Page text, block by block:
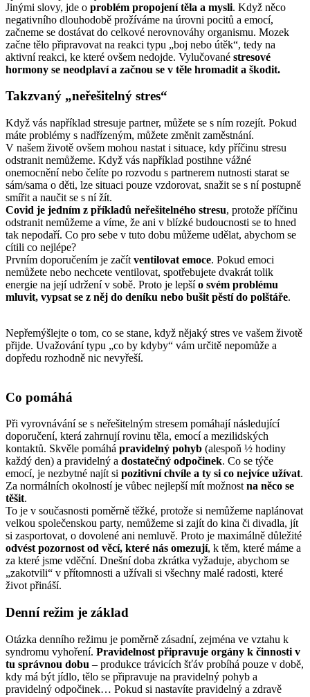
Jinými slovy, jde o problém propojení těla a mysli. Když něco
negativního dlouhodobě prožíváme na úrovni pocitů a emocí,
začneme se dostávat do celkové nerovnováhy organismu. Mozek
začne tělo připravovat na reakci typu „boj nebo útěk“, tedy na
aktivní reakci, ke které ovšem nedojde. Vylučované stresové
hormony se neodplaví a začnou se v těle hromadit a škodit.
Takzvaný „neřešitelný stres“
Když vás například stresuje partner, můžete se s ním rozejít. Pokud
máte problémy s nadřízeným, můžete změnit zaměstnání.
V našem životě ovšem mohou nastat i situace, kdy příčinu stresu
odstranit nemůžeme. Když vás například postihne vážné
onemocnění nebo čelíte po rozvodu s partnerem nutnosti starat se
sám/sama o děti, lze situaci pouze vzdorovat, snažit se s ní postupně
smířit a naučit se s ní žít.
Covid je jedním z příkladů neřešitelného stresu, protože příčinu
odstranit nemůžeme a víme, že ani v blízké budoucnosti se to hned
tak nepodaří. Co pro sebe v tuto dobu můžeme udělat, abychom se
cítili co nejlépe?
Prvním doporučením je začít ventilovat emoce. Pokud emoci
nemůžete nebo nechcete ventilovat, spotřebujete dvakrát tolik
energie na její udržení v sobě. Proto je lepšío svém problému
mluvit, vypsat se z něj do deníku nebo bušit pěstí do polštáře.
Nepřemýšlejte o tom, co se stane, když nějaký stres ve vašem životě
přijde. Uvažování typu „co by kdyby“ vám určitě nepomůže a
dopředu rozhodně nic nevyřeší.
Co pomáhá
Při vyrovnávání se s neřešitelným stresem pomáhají následující
doporučení, která zahrnují rovinu těla, emocí a mezilidských
kontaktů. Skvěle pomáhá pravidelný pohyb (alespoň ½ hodiny
každý den) a pravidelný a dostatečný odpočinek. Co se týče
emocí, je nezbytné najít si pozitivní chvíle a ty si co nejvíce užívat.
Za normálních okolností je vůbec nejlepší mít možnostna něco se
těšit.
To je v současnosti poměrně těžké, protože si nemůžeme naplánovat
velkou společenskou party, nemůžeme si zajít do kina či divadla, jít
si zasportovat, o dovolené ani nemluvě. Proto je maximálně důležité
odvést pozornost od věcí, které nás omezují, k těm, které máme a
za které jsme vděční. Dnešní doba zkrátka vyžaduje, abychom se
„zakotvili“ v přítomnosti a užívali si všechny malé radosti, které
život přináší.
Denní režim je základ
Otázka denního režimu je poměrně zásadní, zejména ve vztahu k
syndromu vyhoření. Pravidelnost připravuje orgány k činnosti v
tu správnou dobu – produkce trávicích šťáv probíhá pouze v době,
kdy má být jídlo, tělo se připravuje na pravidelný pohyb a
pravidelný odpočinek… Pokud si nastavíte pravidelný a zdravě